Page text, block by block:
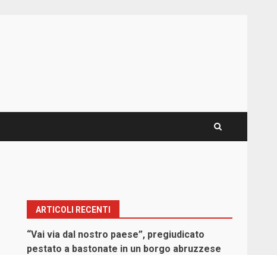
ARTICOLI RECENTI
“Vai via dal nostro paese”, pregiudicato
pestato a bastonate in un borgo abruzzese